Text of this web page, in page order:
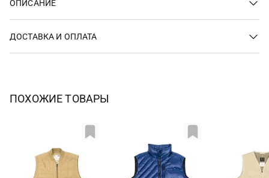
ОПИСАНИЕ
ДОСТАВКА И ОПЛАТА
ПОХОЖИЕ ТОВАРЫ